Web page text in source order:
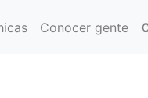
Conocer gente